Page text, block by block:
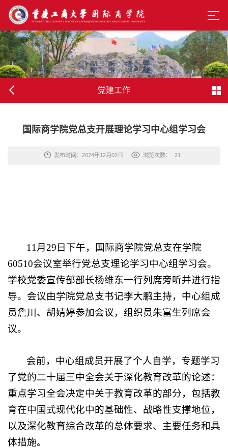
党建工作
国际商学院党总支开展理论学习中心组学习会
发布时间：2024年12月02日 浏览次数： 21
11 月 29 日下午，国际商学院党总支在学院
60510会议室举行党总支理论学习中心组学习会。
学校党委宣传部部长杨维东一行列席旁听并进行指
导。会议由学院党总支书记李大鹏主持，中心组成
员詹川、胡婧婷参加会议 ，组织员朱富生列席会
议。
会前，中心组成员开展了个人自学，专题学习
了党的二十届三中全会关于深化教育改革的论述：
重点学习全会决定中关于教育改革的部分，包括教
育在中国式现代化中的基础性、战略性支撑地位，
以及深化教育综合改革的总体要求、主要任务和具
体措施。